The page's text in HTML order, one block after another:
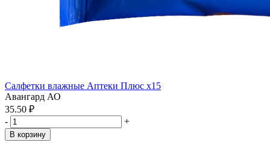
Салфетки влажные Аптеки Плюс x15
Авангард АО
35.50 ₽
-
+
В корзину